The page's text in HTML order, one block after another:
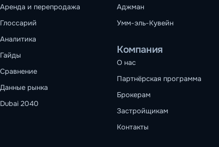
Аренда и перепродажа
Глоссарий
Аналитика
Гайды
Сравнение
Данные рынка
Dubai 2040
Аджман
Умм-эль-Кувейн
Компания
О нас
Партнёрская программа
Брокерам
Застройщикам
Контакты